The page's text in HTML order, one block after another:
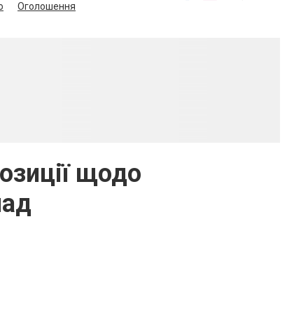
Оголошення
щодо